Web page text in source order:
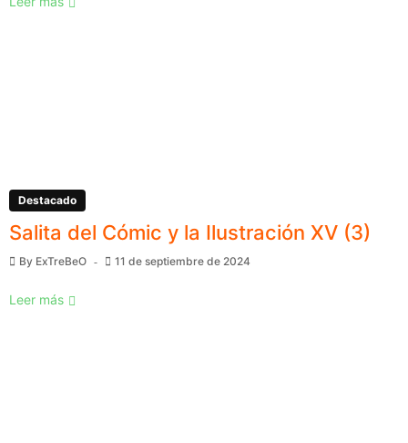
Destacado
Salita del Cómic y la Ilustración XV (3)
By ExTreBeO 11 de septiembre de 2024
Leer más